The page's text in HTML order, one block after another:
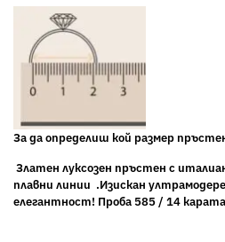
За да определиш кой размер
Златен луксозен пръстен с
плавни линии .Изискан
елегантност! Проба 585 / 14 карата